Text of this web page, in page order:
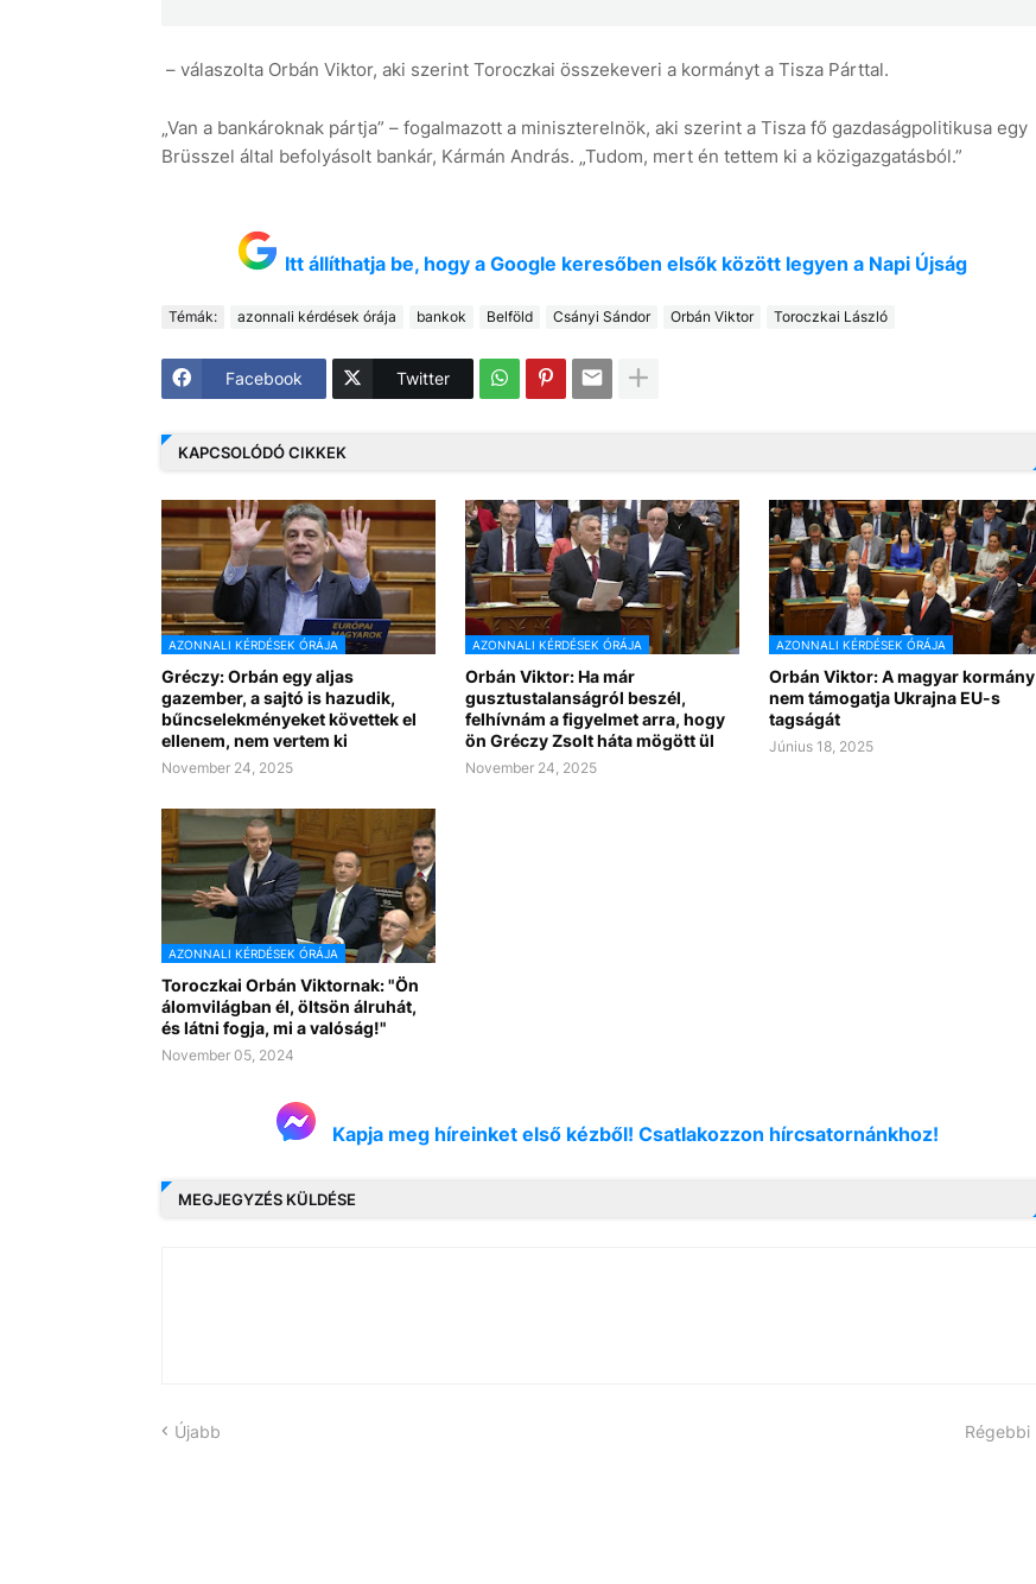
– válaszolta Orbán Viktor, aki szerint Toroczkai összekeveri a kormányt a Tisza Párttal.
„Van a bankároknak pártja” – fogalmazott a miniszterelnök, aki szerint a Tisza fő gazdaságpolitikusa egy
Brüsszel által befolyásolt bankár, Kármán András. „Tudom, mert én tettem ki a közigazgatásból.”
Itt állíthatja be, hogy a Google keresőben elsők között legyen a Napi Újság
Témák: azonnali kérdések órája bankok Belföld Csányi Sándor Orbán Viktor Toroczkai László
Facebook Twitter
KAPCSOLÓDÓ CIKKEK
AZONNALI KÉRDÉSEK ÓRÁJA
Gréczy: Orbán egy aljas
gazember, a sajtó is hazudik,
bűncselekményeket követtek el
ellenem, nem vertem ki
November 24, 2025
AZONNALI KÉRDÉSEK ÓRÁJA
Orbán Viktor: Ha már
gusztustalanságról beszél,
felhívnám a figyelmet arra, hogy
ön Gréczy Zsolt háta mögött ül
November 24, 2025
AZONNALI KÉRDÉSEK ÓRÁJA
Orbán Viktor: A magyar kormány
nem támogatja Ukrajna EU-s
tagságát
Június 18, 2025
AZONNALI KÉRDÉSEK ÓRÁJA
Toroczkai Orbán Viktornak: "Ön
álomvilágban él, öltsön álruhát,
és látni fogja, mi a valóság!"
November 05, 2024
Kapja meg híreinket első kézből! Csatlakozzon hírcsatornánkhoz!
MEGJEGYZÉS KÜLDÉSE
Újabb Régebbi